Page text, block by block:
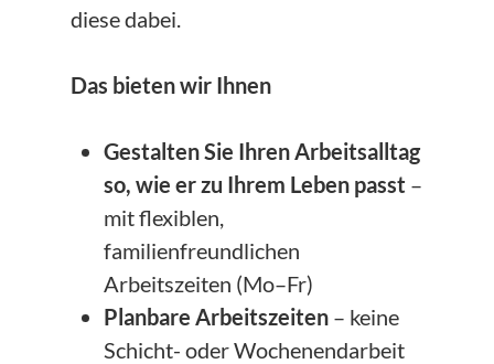
diese dabei.
Das bieten wir Ihnen
Gestalten Sie Ihren Arbeitsalltag
so, wie er zu Ihrem Leben passt –
mit flexiblen,
familienfreundlichen
Arbeitszeiten (Mo–Fr)
Planbare Arbeitszeiten – keine
Schicht- oder Wochenendarbeit